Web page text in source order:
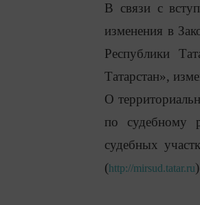
В связи с
изменения в
Республики
Татарстан»,
О
по судебному
судебных
(http://mirsud.tatar.ru